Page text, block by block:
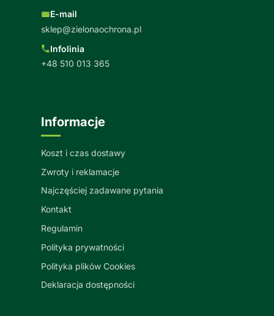
E-mail
sklep@zielonaochrona.pl
Infolinia
+48 510 013 365
Informacje
Koszt i czas dostawy
Zwroty i reklamacje
Najczęściej zadawane pytania
Kontakt
Regulamin
Polityka prywatności
Polityka plików Cookies
Deklaracja dostępności